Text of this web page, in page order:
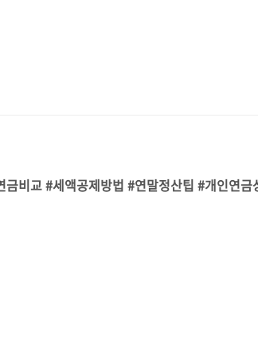
비교 #세액공제방법 #연말정산팁 #개인연금